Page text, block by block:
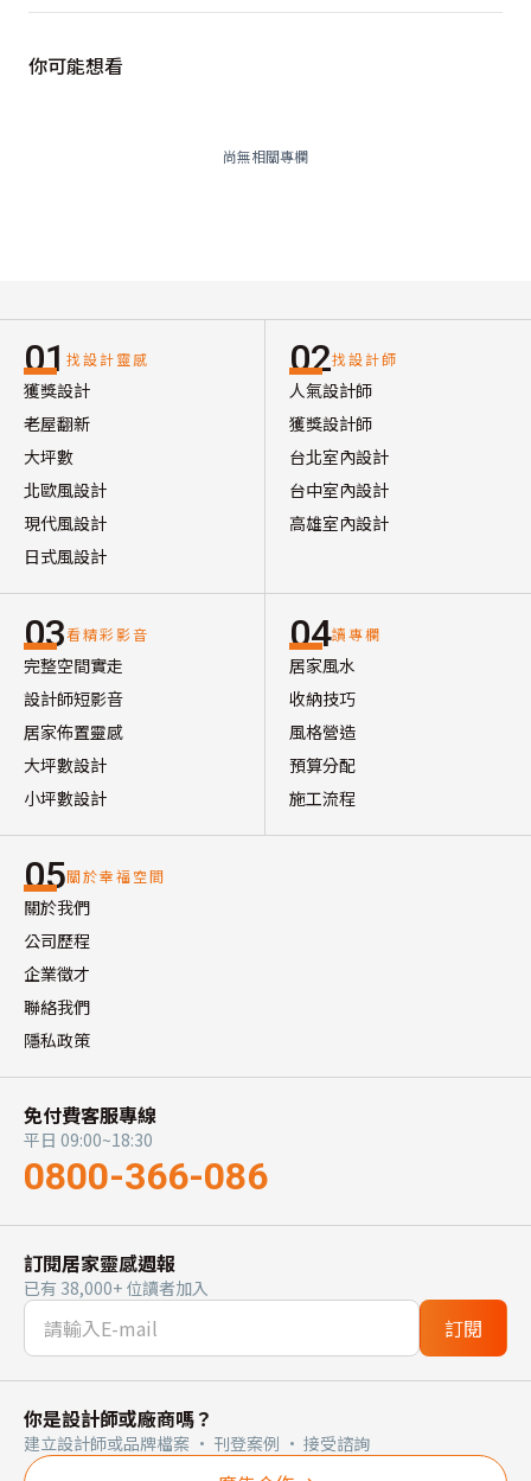
你可能想看
尚無相關專欄
01 找設計靈感
獲獎設計
老屋翻新
大坪數
北歐風設計
現代風設計
日式風設計
02找設計師
人氣設計師
獲獎設計師
台北室內設計
台中室內設計
高雄室內設計
03看精彩影音
完整空間實走
設計師短影音
居家佈置靈感
大坪數設計
小坪數設計
04讀專欄
居家風水
收納技巧
風格營造
預算分配
施工流程
05關於幸福空間
關於我們
公司歷程
企業徵才
聯絡我們
隱私政策
免付費客服專線
平日 09:00~18:30
0800-366-086
訂閱居家靈感週報
已有 38,000+ 位讀者加入
訂閱
你是設計師或廠商嗎？
建立設計師或品牌檔案 · 刊登案例 · 接受諮詢